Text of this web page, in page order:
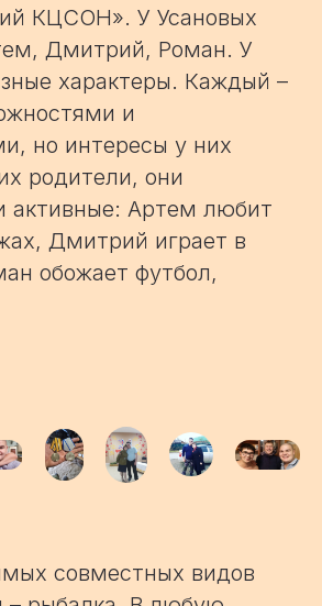
КЦСОН». У Усановых
Дмитрий, Роман. У
характеры. Каждый –
и
но интересы у них
родители, они
активные: Артем любит
Дмитрий играет в
обожает футбол,
совместных видов